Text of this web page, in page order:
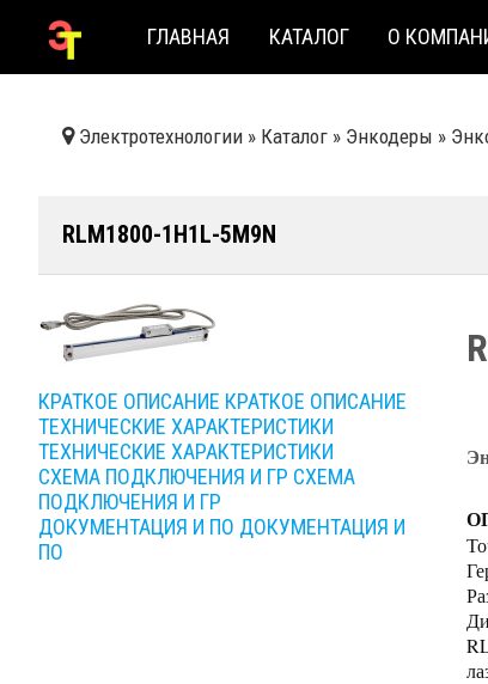
ГЛАВНАЯ КАТАЛОГ О
Электротехнологии » Каталог » Энкодеры »
RLM1800-1H1L-5M9N
КРАТКОЕ ОПИСАНИЕ КРАТКОЕ ОПИСАНИЕ
ТЕХНИЧЕСКИЕ ХАРАКТЕРИСТИКИ
ТЕХНИЧЕСКИЕ ХАРАКТЕРИСТИКИ
СХЕМА ПОДКЛЮЧЕНИЯ И ГР СХЕМА
ПОДКЛЮЧЕНИЯ И ГР
ДОКУМЕНТАЦИЯ И ПО ДОКУМЕНТАЦИЯ И
ПО